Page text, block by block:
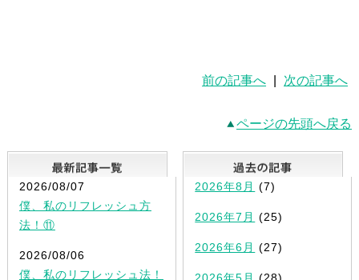
前の記事へ 次の記事へ
ページの先頭へ戻る
最新記事一覧
2026/08/07
僕、私のリフレッシュ方
法！⑪
2026/08/06
僕、私のリフレッシュ法！
2026年8月 (7)
2026年7月 (25)
2026年6月 (27)